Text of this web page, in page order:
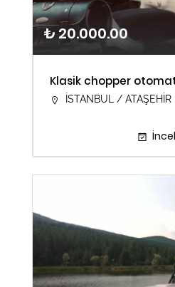
₺ 20.000.00
Klasik chopper
İSTANBUL / ATAŞEHİR